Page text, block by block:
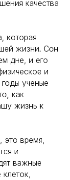
качества
которая
жизни. Сон
дне, и его
и
ученые
как
жизнь к
это время,
и
важные